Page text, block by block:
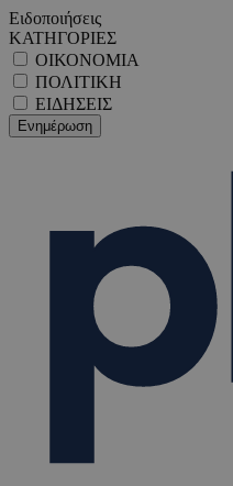
Ειδοποιήσεις
ΚΑΤΗΓΟΡΙΕΣ
ΟΙΚΟΝΟΜΙΑ
ΠΟΛΙΤΙΚΗ
ΕΙΔΗΣΕΙΣ